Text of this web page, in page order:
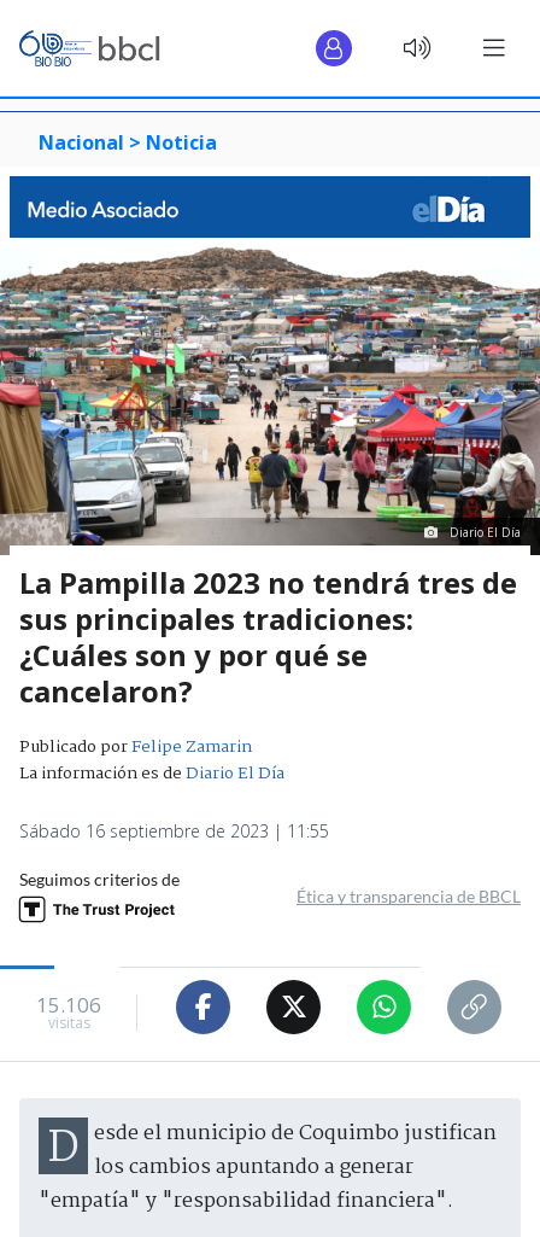
Nacional > Noticia
Diario El Día
La Pampilla 2023 no tendrá tres de
sus principales tradiciones:
¿Cuáles son y por qué se
cancelaron?
Publicado porFelipe Zamarin
La información es deDiario El Día
Sábado 16 septiembre de 2023 | 11:55
Seguimos criterios de
Ética y transparencia de BBCL
15.106
visitas
Desde el municipio de Coquimbo justifican los cambios apuntando a generar
"empatía" y "responsabilidad financiera".